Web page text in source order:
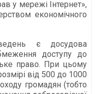
у мережі Інтернет»,
економічного
є досудова
доступу до
право. При цьому
від 500 до 1000
громадян (тобто